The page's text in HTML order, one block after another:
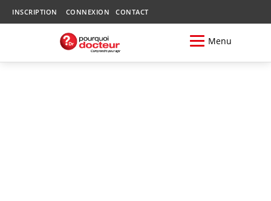
INSCRIPTION CONNEXION CONTACT
Menu